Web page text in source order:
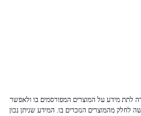
לתת מידע על המוצרים המפורסמים בו ולאפשר
לחלק מהמוצרים הנזכרים בו. המידע שניתן נכון